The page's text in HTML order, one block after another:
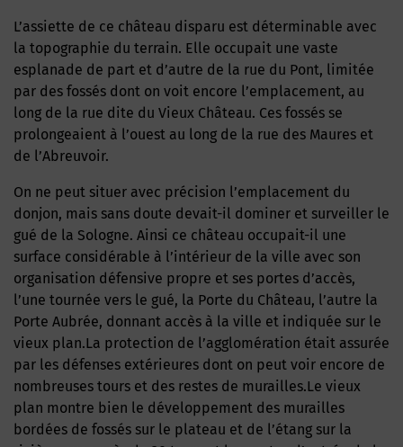
L’assiette de ce château disparu est déterminable avec
la topographie du terrain. Elle occupait une vaste
esplanade de part et d’autre de la rue du Pont, limitée
par des fossés dont on voit encore l’emplacement, au
long de la rue dite du Vieux Château. Ces fossés se
prolongeaient à l’ouest au long de la rue des Maures et
de l’Abreuvoir.
On ne peut situer avec précision l’emplace­ment du
donjon, mais sans doute devait-il dominer et surveiller le
gué de la Sologne. Ainsi ce château occupait-il une
surface considérable à l’intérieur de la ville avec son
organisation défensive propre et ses portes d’accès,
l’une tournée vers le gué, la Porte du Château, l’autre la
Porte Aubrée, donnant accès à la ville et indiquée sur le
vieux plan.La protection de l’agglomération était as­surée
par les défenses extérieures dont on peut voir encore de
nombreuses tours et des restes de murailles.Le vieux
plan montre bien le développe­ment des murailles
bordées de fossés sur le plateau et de l’étang sur la